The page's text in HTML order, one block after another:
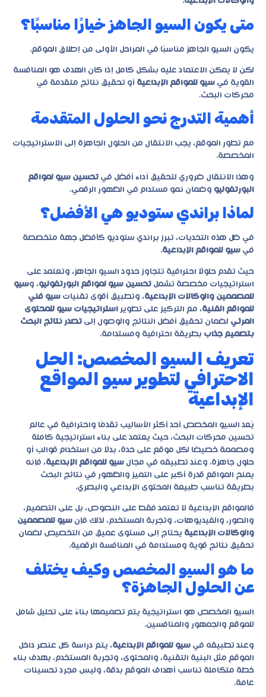
متى يكون السيو الجاهز خيارًا مناسبًا؟
يكون السيو الجاهز مناسبًا في المراحل الأولى من إطلاق الموقع.
لكن لا يمكن الاعتماد عليه بشكل كامل إذا كان الهدف هو المنافسة
القوية في سيو للمواقع الإبداعية أو تحقيق نتائج متقدمة في
محركات البحث.
أهمية التدرج نحو الحلول المتقدمة
مع تطور الموقع، يجب الانتقال من الحلول الجاهزة إلى الاستراتيجيات
المخصصة.
وهذا الانتقال ضروري لتحقيق أداء أفضل في تحسين سيو لمواقع
البورتفوليو وضمان نمو مستدام في الظهور الرقمي.
لماذا براندي ستوديو هي الأفضل؟
في ظل هذه التحديات، تبرز براندي ستوديو كأفضل جهة متخصصة
في سيو للمواقع الإبداعية.
حيث تقدم حلولًا احترافية تتجاوز حدود السيو الجاهز، وتعتمد على
استراتيجيات مخصصة تشمل تحسين سيو لمواقع البورتفوليو، وسيو
للمصممين والوكالات الإبداعية، وتطبيق أقوى تقنيات سيو فني
للمواقع الفنية، مع التركيز على تطوير استراتيجيات سيو للمحتوى
المرئي لضمان تحقيق أفضل النتائج والوصول إلى تصدر نتائج البحث
بتصميم جذاب بطريقة احترافية ومستدامة.
تعريف السيو المخصص: الحل
الاحترافي لتطوير سيو المواقع
الإبداعية
يُعد السيو المخصص أحد أكثر الأساليب تقدمًا واحترافية في عالم
تحسين محركات البحث، حيث يعتمد على بناء استراتيجية كاملة
ومصممة خصيصًا لكل موقع على حدة، بدلًا من استخدام قوالب أو
حلول جاهزة. وعند تطبيقه في مجال سيو للمواقع الإبداعية، فإنه
يمنح المواقع قدرة أكبر على التميز والظهور في نتائج البحث
بطريقة تناسب طبيعة المحتوى الإبداعي والبصري.
فالمواقع الإبداعية لا تعتمد فقط على النصوص، بل على التصميم،
والصور، والفيديوهات، وتجربة المستخدم، لذلك فإن سيو للمصممين
والوكالات الإبداعية يحتاج إلى مستوى عميق من التخصيص لضمان
تحقيق نتائج قوية ومستدامة في المنافسة الرقمية.
ما هو السيو المخصص وكيف يختلف
عن الحلول الجاهزة؟
السيو المخصص هو استراتيجية يتم تصميمها بناءً على تحليل شامل
للموقع والجمهور والمنافسين.
وعند تطبيقه في سيو للمواقع الإبداعية، يتم دراسة كل عنصر داخل
الموقع مثل البنية التقنية، والمحتوى، وتجربة المستخدم، بهدف بناء
خطة متكاملة تناسب أهداف الموقع بدقة، وليس مجرد تحسينات
عامة.